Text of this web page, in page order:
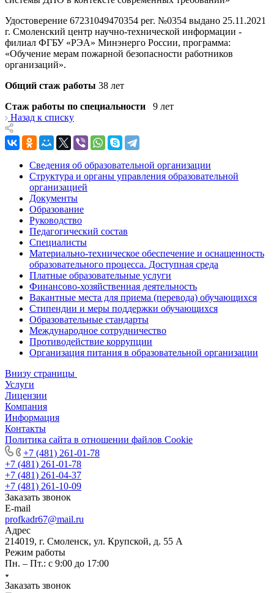
Удостоверение 67231049470354 рег. №0354 выдано 25.11.2021
г. Смоленский центр научно-технической информации -
филиал ФГБУ «РЭА» Минэнерго России, программа:
«Обучение мерам пожарной безопасности работников
организаций».
Общий стаж работы 38 лет
Стаж работы по специальности
9 лет
Назад к списку
Сведения об образовательной организации
Структура и органы управления образовательной
организацией
Документы
Образование
Руководство
Педагогический состав
Специалисты
Материально-техническое обеспечение и оснащенность
образовательного процесса. Доступная среда
Платные образовательные услуги
Финансово-хозяйственная деятельность
Вакантные места для приема (перевода) обучающихся
Стипендии и меры поддержки обучающихся
Образовательные стандарты
Международное сотрудничество
Противодействие коррупции
Организация питания в образовательной организации
Внизу страницы
Услуги
Лицензии
Компания
Информация
Контакты
Политика сайта в отношении файлов Cookie
+7 (481) 261-01-78
+7 (481) 261-01-78
+7 (481) 261-04-37
+7 (481) 261-10-09
Заказать звонок
E-mail
profkadr67@mail.ru
Адрес
214019, г. Смоленск, ул. Крупской, д. 55 А
Режим работы
Пн. – Пт.: с 9:00 до 17:00
Заказать звонок